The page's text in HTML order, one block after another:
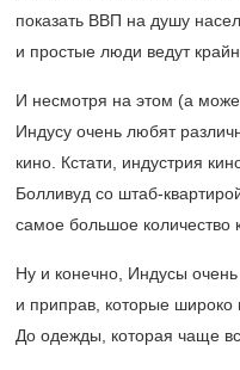
показать ВВП на душу
и простые люди ведут
И несмотря на этом (а
Индусу очень любят
кино. Кстати, индустрия
Болливуд со штаб-
самое большое количество
Ну и конечно, Индусы
и приправ, которые широко
До одежды, которая чаще